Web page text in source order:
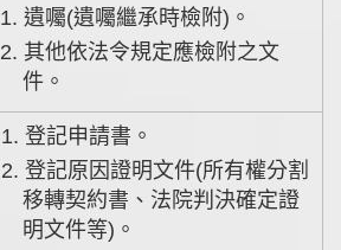
11. 遺囑(遺囑繼承時檢附)。
件。
1. 登記申請書。
2. 登記原因證明文件(所有權分割
移轉契約書、法院判決確定證
明文件等)。